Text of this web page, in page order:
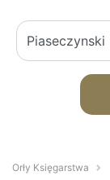
Orły Księgarstwa